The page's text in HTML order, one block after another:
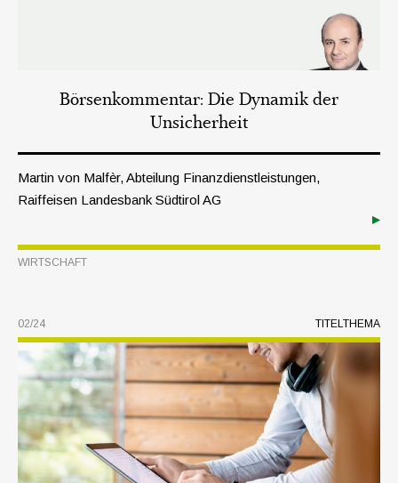
Börsenkommentar: Die Dynamik der
Unsicherheit
Martin von Malfèr, Abteilung Finanzdienstleistungen,
Raiffeisen Landesbank Südtirol AG
WIRTSCHAFT
TITELTHEMA
02/24